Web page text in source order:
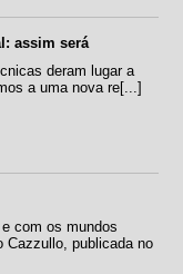
assim será
deram lugar a
a uma nova re[...]
com os mundos
Cazzullo, publicada no